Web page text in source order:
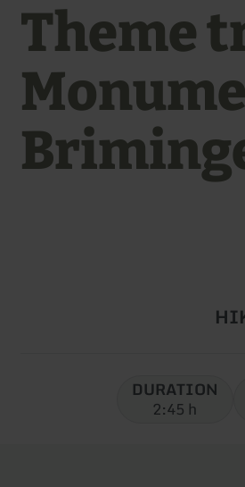
Theme
DURATION
2:45 h